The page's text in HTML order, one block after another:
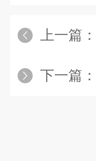
上一篇：
下一篇：